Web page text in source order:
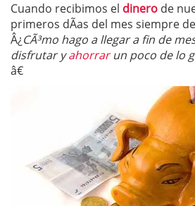
Cuando recibimos el dinero de
primeros dÃ­as del mes siempre
Â¿CÃ³mo hago a llegar a fin de
disfrutar yahorrarun poco de lo
â€